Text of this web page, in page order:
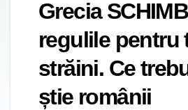
Grecia
regulile pentru
străini. Ce
știe românii